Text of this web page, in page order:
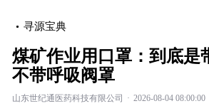
寻源宝典
煤矿作业用口罩：到底是
不带呼吸阀罩
山东世纪通医药科技有限公司 · 2026-08-04 08:00:00